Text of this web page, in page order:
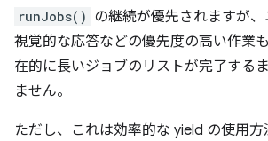
runJobs() の継続が優先されますが
視覚的な応答などの優先度の高い作業
在的に長いジョブのリストが完了する
ません。
ただし、これは効率的な yield の使用